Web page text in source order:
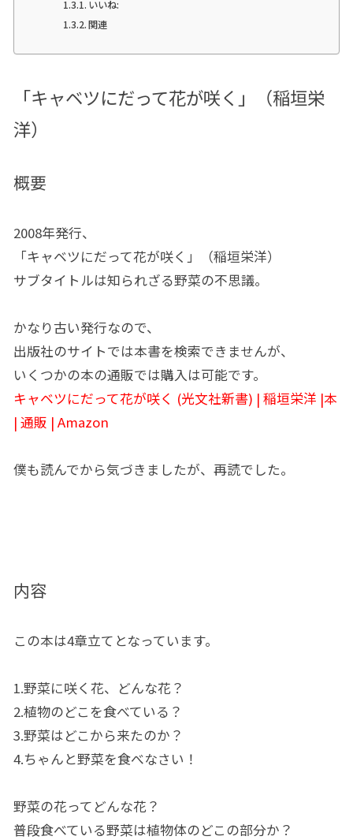
いいね:
関連
「キャベツにだって花が咲く」（稲垣栄
洋）
概要
2008年発行、
「キャベツにだって花が咲く」（稲垣栄洋）
サブタイトルは知られざる野菜の不思議。
かなり古い発行なので、
出版社のサイトでは本書を検索できませんが、
いくつかの本の通販では購入は可能です。
キャベツにだって花が咲く (光文社新書) | 稲垣栄洋 |本
| 通販 | Amazon
僕も読んでから気づきましたが、再読でした。
内容
この本は4章立てとなっています。
1.野菜に咲く花、どんな花？
2.植物のどこを食べている？
3.野菜はどこから来たのか？
4.ちゃんと野菜を食べなさい！
野菜の花ってどんな花？
普段食べている野菜は植物体のどこの部分か？